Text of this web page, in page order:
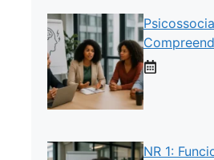
NR 1: